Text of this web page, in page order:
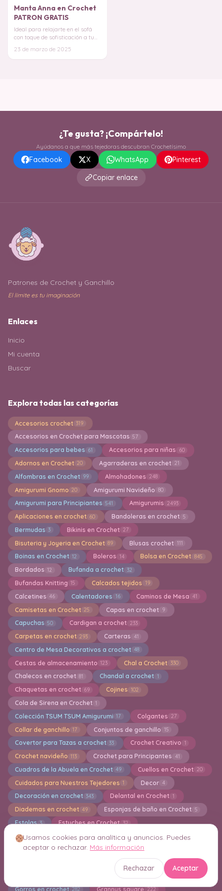
Manta Anna en Crochet
PATRON GRATIS
Ideal para relajarte en el sofá
con toque de sofisticación a tu
past
23 de marzo de 2025
¿Te gusta? ¡Compártelo!
Ayúdanos a que más tejedoras descubran Crochetísimo
Facebook X WhatsApp
Pinterest
Copiar enlace
Patrones de Crochet y Ganchillo
El límite es tu imaginación
Enlaces
Inicio
Mi cuenta
Buscar
Explora todas las categorías
Accesorios crochet 319
Accesorios en Crochet para Mascotas 57
Accesorios para bebes 61 Accesorios para niñas 60
Adornos en Crochet 20 Agarraderas en crochet 21
Alfombras en Crochet 99 Almohadones 248
Amigurumi Gnomo 20 Amigurumi Navideño 80
Amigurumi para Principiantes 541 Amigurumis 2493
Aplicaciones en crochet 60 Bandoleras en crochet 5
Bermudas 3 Bikinis en Crochet 27
Bisuteria y Joyeria en Crochet 89 Blusas crochet 111
Boinas en Crochet 12 Boleros 14 Bolsa en Crochet 845
Bordados 12 Bufanda a crochet 32
Bufandas Knitting 15 Calcados tejidos 19
Calcetines 46 Calentadores 16 Caminos de Mesa 41
Camisetas en Crochet 25 Capas en crochet 9
Capuchas 50 Cardigan a crochet 233
Carpetas en crochet 293 Carteras 41
Centro de Mesa Decorativos a crochet 48
Cestas de almacenamiento 123 Chal a Crochet 330
Chalecos en crochet 81 Chandal a crochet 1
Chaquetas en crochet 69 Cojines 102
Cola de Sirena en Crochet 1
Colección TSUM TSUM Amigurumi 17 Colgantes 27
Collar de ganchillo 17 Conjuntos de ganchillo 15
Covertor para Tazas a crochet 33 Crochet Creativo 1
Crochet navideño 113 Crochet para Principantes 41
Cuadros de la Abuela en Crochet 49 Cuellos en Crochet 20
Cuidados para Nuestros Tejedores 1 Decor 4
Decoración en crochet 343 Delantal en Crochet 1
Diademas en crochet 49 Esponjas de baño en Crochet 5
Estolas 3 Estuches en Crochet 32
Faldas largas y cortas a crochet 47 Flores en crochet
Free patterns amigurumi 2194 Fundas en Crochet
25
Gorros en crochet 282 Grannys square 222
Usamos cookies para analítica y anuncios. Puedes
aceptar o rechazar. Más información
Rechazar Aceptar